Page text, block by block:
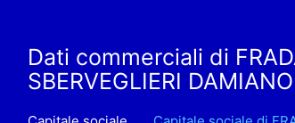
Dati commerciali di
SBERVEGLIERI